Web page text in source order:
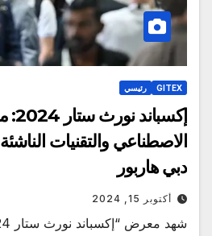
GITEX رئيسي
الاصطناعي والتقنيات
دبي هاربور
أكتوبر 15, 2024